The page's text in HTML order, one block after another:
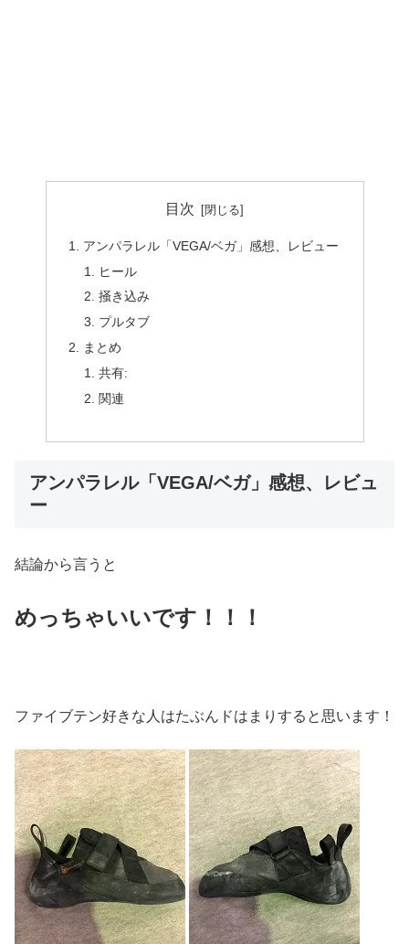
目次
アンパラレル「VEGA/ベガ」感想、レビュー
ヒール
掻き込み
プルタブ
まとめ
共有:
関連
アンパラレル「VEGA/ベガ」感想、レビュ
ー
結論から言うと
めっちゃいいです！！！
ファイブテン好きな人はたぶんドはまりすると思います！